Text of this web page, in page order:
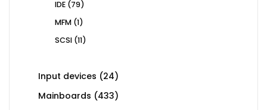
IDE 7979
MFM 11
SCSI 1111
Input devices 2424
Mainboards 433433